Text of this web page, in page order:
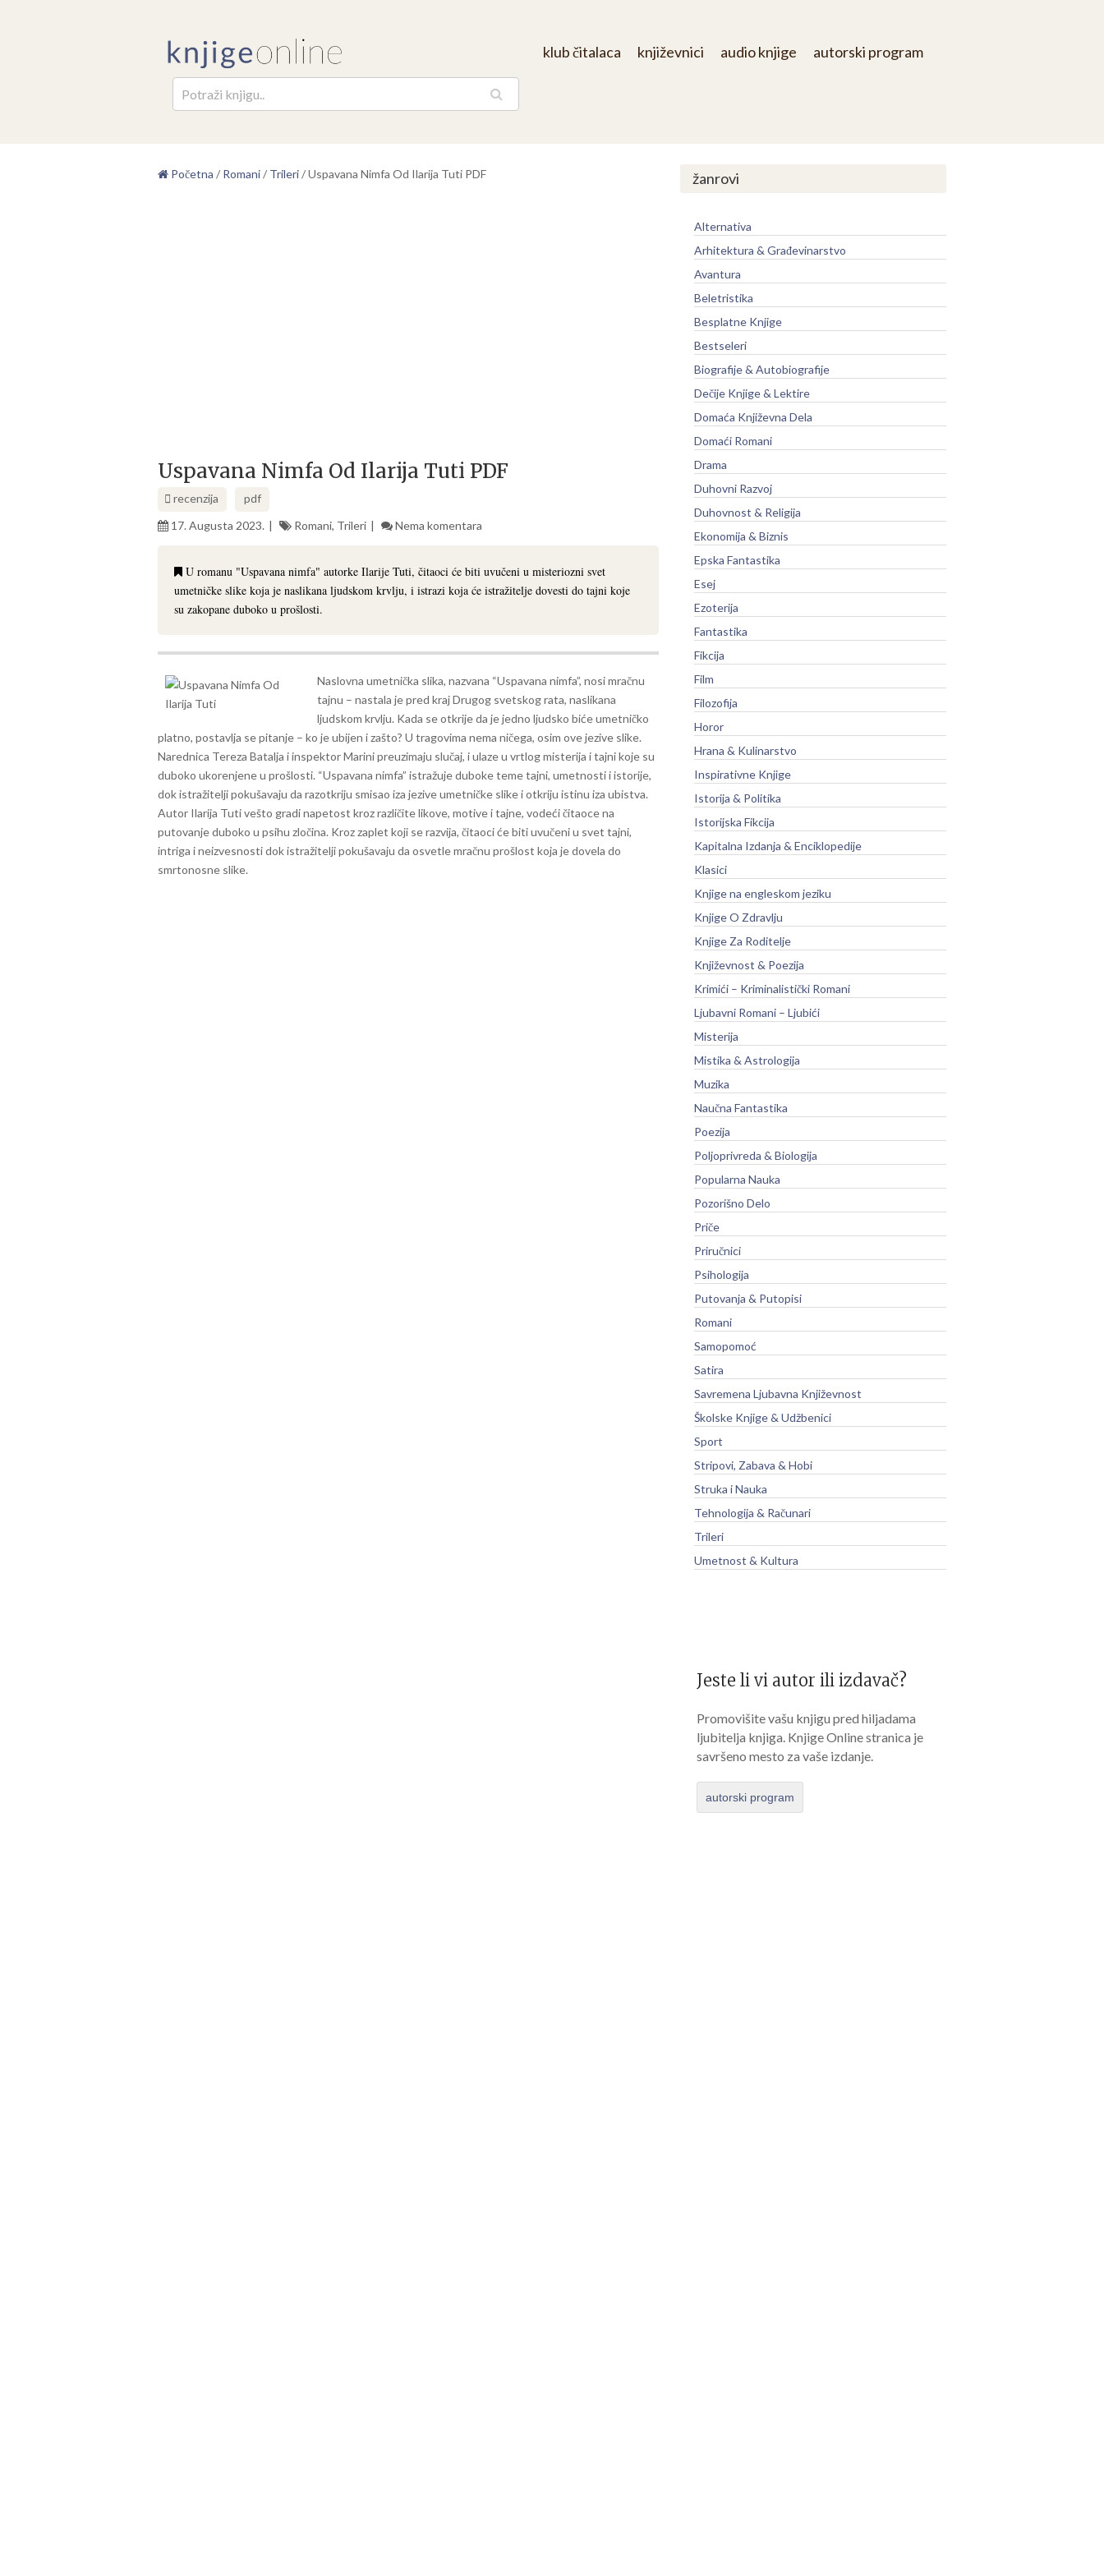
klub čitalaca književnici audio knjige autorski program
Početna / Romani/ Trileri/Uspavana Nimfa Od Ilarija Tuti PDF
Uspavana Nimfa Od Ilarija Tuti PDF
recenzija
pdf
17. Augusta 2023.
Romani, Trileri Nema komentara
U romanu "Uspavana nimfa" autorke Ilarije Tuti, čitaoci će biti uvučeni u misteriozni svet
umetničke slike koja je naslikana ljudskom krvlju, i istrazi koja će istražitelje dovesti do tajni koje
su zakopane duboko u prošlosti.
Naslovna umetnička slika, nazvana “Uspavana nimfa”, nosi mračnu
tajnu – nastala je pred kraj Drugog svetskog rata, naslikana
ljudskom krvlju. Kada se otkrije da je jedno ljudsko biće umetničko
platno, postavlja se pitanje – ko je ubijen i zašto? U tragovima nema ničega, osim ove jezive slike.
Narednica Tereza Batalja i inspektor Marini preuzimaju slučaj, i ulaze u vrtlog misterija i tajni koje su
duboko ukorenjene u prošlosti. “Uspavana nimfa” istražuje duboke teme tajni, umetnosti i istorije,
dok istražitelji pokušavaju da razotkriju smisao iza jezive umetničke slike i otkriju istinu iza ubistva.
Autor Ilarija Tuti vešto gradi napetost kroz različite likove, motive i tajne, vodeći čitaoce na
putovanje duboko u psihu zločina. Kroz zaplet koji se razvija, čitaoci će biti uvučeni u svet tajni,
intriga i neizvesnosti dok istražitelji pokušavaju da osvetle mračnu prošlost koja je dovela do
smrtonosne slike.
žanrovi
Alternativa
Arhitektura & Građevinarstvo
Avantura
Beletristika
Besplatne Knjige
Bestseleri
Biografije & Autobiografije
Dečije Knjige & Lektire
Domaća Književna Dela
Domaći Romani
Drama
Duhovni Razvoj
Duhovnost & Religija
Ekonomija & Biznis
Epska Fantastika
Esej
Ezoterija
Fantastika
Fikcija
Film
Filozofija
Horor
Hrana & Kulinarstvo
Inspirativne Knjige
Istorija & Politika
Istorijska Fikcija
Kapitalna Izdanja & Enciklopedije
Klasici
Knjige na engleskom jeziku
Knjige O Zdravlju
Knjige Za Roditelje
Književnost & Poezija
Krimići – Kriminalistički Romani
Ljubavni Romani – Ljubići
Misterija
Mistika & Astrologija
Muzika
Naučna Fantastika
Poezija
Poljoprivreda & Biologija
Popularna Nauka
Pozorišno Delo
Priče
Priručnici
Psihologija
Putovanja & Putopisi
Romani
Samopomoć
Satira
Savremena Ljubavna Književnost
Školske Knjige & Udžbenici
Sport
Stripovi, Zabava & Hobi
Struka i Nauka
Tehnologija & Računari
Trileri
Umetnost & Kultura
Jeste li vi autor ili izdavač?
Promovišite vašu knjigu pred hiljadama
ljubitelja knjiga. Knjige Online stranica je
savršeno mesto za vaše izdanje.
autorski program